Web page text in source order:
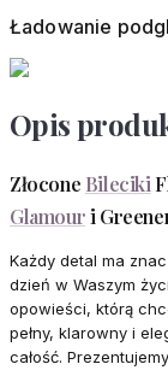
Ładowanie
Opis
Złocone Bileciki
Glamouri
Każdy detal ma
dzień w Waszym
opowieści, którą
pełny, klarowny i
całość.